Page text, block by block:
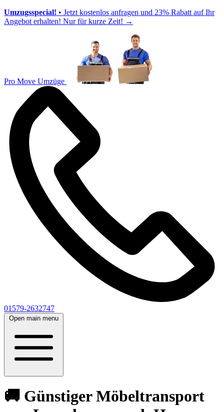
Umzugsspecial! • Jetzt kostenlos anfragen und 23% Rabatt auf Ihr
Angebot erhalten! Nur für kurze Zeit! →
Pro Move Umzüge
01579-2632747
Open main menu
🚚 Günstiger Möbeltransport